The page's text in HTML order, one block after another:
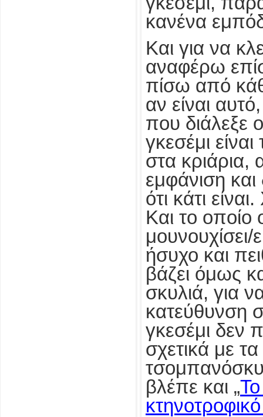
κανένα
Και για να
αναφέρω
πίσω από
αν είναι
που διάλεξε
γκεσέμι
στα κριάρια,
εμφάνιση και
ότι κάτι
Και το οποίο
μουνουχίσει/
ήσυχο και
βάζει όμως
σκυλιά, για
κατεύθυνση
γκεσέμι δεν
σχετικά με
βλέπε και „